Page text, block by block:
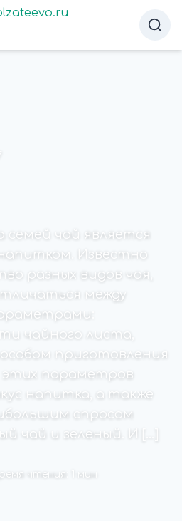
чай является
Известно
разных видов чая,
между
чайного листа,
приготовления
этих параметров
напитка, а также
спросом
чай и зеленый. И […]
чтения: 1 мин